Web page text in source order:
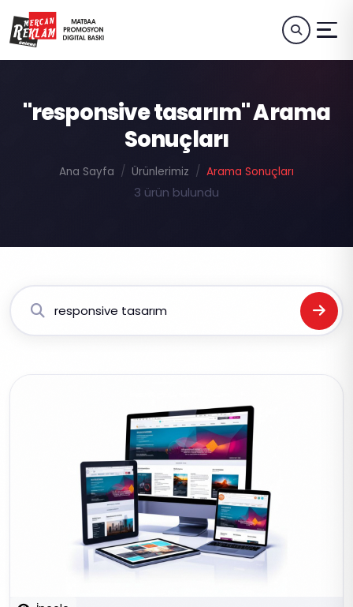
"responsive tasarım" Arama
Sonuçları
Ana Sayfa Ürünlerimiz Arama Sonuçları
3 ürün bulundu